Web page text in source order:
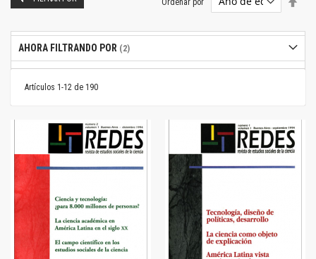
Artículos 1-12 de 190
AHORA FILTRANDO POR